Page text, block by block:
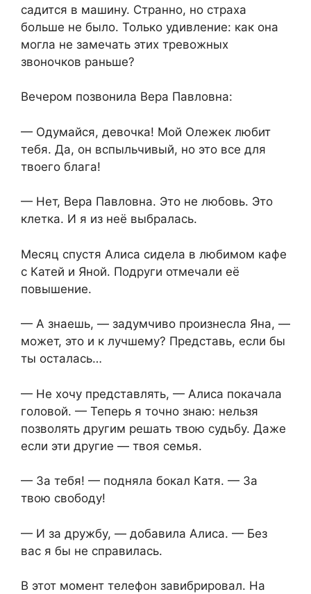
садится в машину. Странно, но страха
больше не было. Только удивление: как она
могла не замечать этих тревожных
звоночков раньше?
Вечером позвонила Вера Павловна:
— Одумайся, девочка! Мой Олежек любит
тебя. Да, он вспыльчивый, но это все для
твоего блага!
— Нет, Вера Павловна. Это не любовь. Это
клетка. И я из неё выбралась.
Месяц спустя Алиса сидела в любимом кафе
с Катей и Яной. Подруги отмечали её
повышение.
— А знаешь, — задумчиво произнесла Яна, —
может, это и к лучшему? Представь, если бы
ты осталась…
— Не хочу представлять, — Алиса покачала
головой. — Теперь я точно знаю: нельзя
позволять другим решать твою судьбу. Даже
если эти другие — твоя семья.
— За тебя! — подняла бокал Катя. — За
твою свободу!
— И за дружбу, — добавила Алиса. — Без
вас я бы не справилась.
В этот момент телефон завибрировал. На